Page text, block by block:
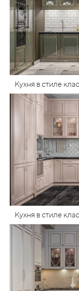
Кухня в стиле
Кухня в стиле